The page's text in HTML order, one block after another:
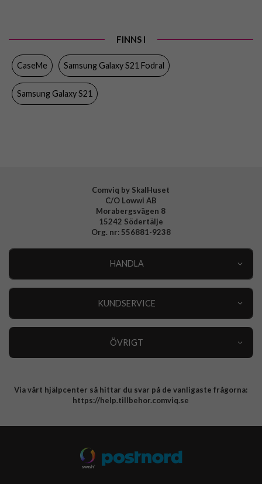
Färg
Varumärke
FINNS I
CaseMe Samsung Galaxy S21 Fodral
Samsung Galaxy S21
Comviq by SkalHuset
C/O Lowwi AB
Morabergsvägen 8
15242 Södertälje
Org. nr: 556881-9238
HANDLA
KUNDSERVICE
ÖVRIGT
Integritetspolicy
Via vårt hjälpcenter så hittar du svar på de vanligaste frågorna:
https://help.tillbehor.comviq.se